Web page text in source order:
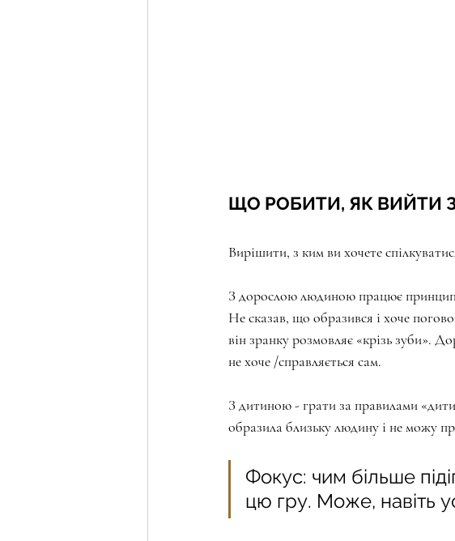
ЩО РОБИТИ, ЯК ВИЙТИ З
Вирішити, з ким ви хочете
З дорослою людиною працює
Не сказав, що образився і хоче
він зранку розмовляє «крізь зуби».
не хоче /справляється сам.
З дитиною - грати за правилами
образила близьку людину і не можу
Фокус: чим більше
цю гру. Може, навіть